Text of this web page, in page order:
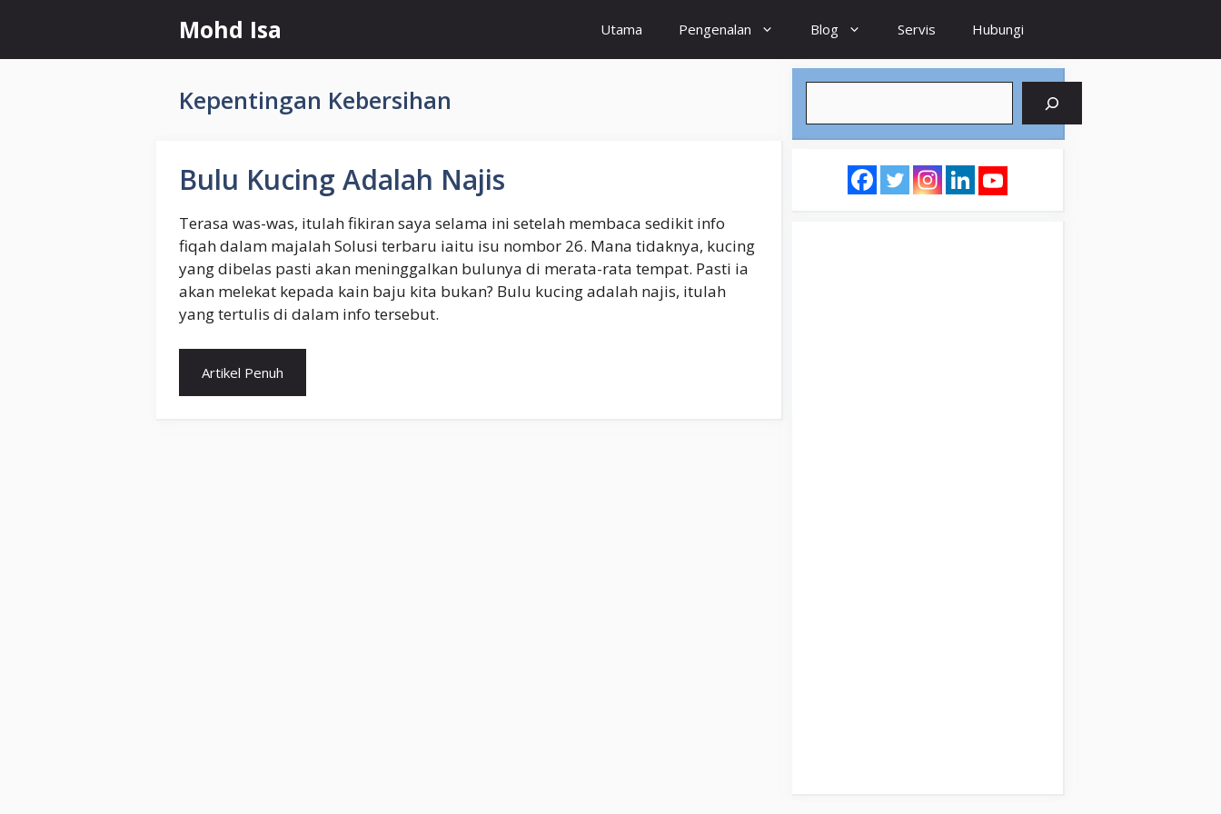
content
Mohd Isa Utama Pengenalan Blog Servis Hubungi
Kepentingan Kebersihan
Bulu Kucing Adalah Najis
Terasa was-was, itulah fikiran saya selama ini setelah membaca sedikit info
fiqah dalam majalah Solusi terbaru iaitu isu nombor 26. Mana tidaknya, kucing
yang dibelas pasti akan meninggalkan bulunya di merata-rata tempat. Pasti ia
akan melekat kepada kain baju kita bukan? Bulu kucing adalah najis, itulah
yang tertulis di dalam info tersebut.
Artikel Penuh